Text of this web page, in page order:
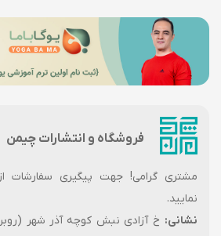
فروشگاه و انتشارات چیمن
مشتری گرامی! جهت پیگیری سفارشات از
نمایید.
نشانی: